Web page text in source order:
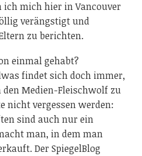
ich mich hier in Vancouver
verängstigt und
zu berichten.
einmal gehabt?
findet sich doch immer,
Medien-Fleischwolf zu
nicht vergessen werden:
sind auch nur ein
man, in dem man
Der SpiegelBlog